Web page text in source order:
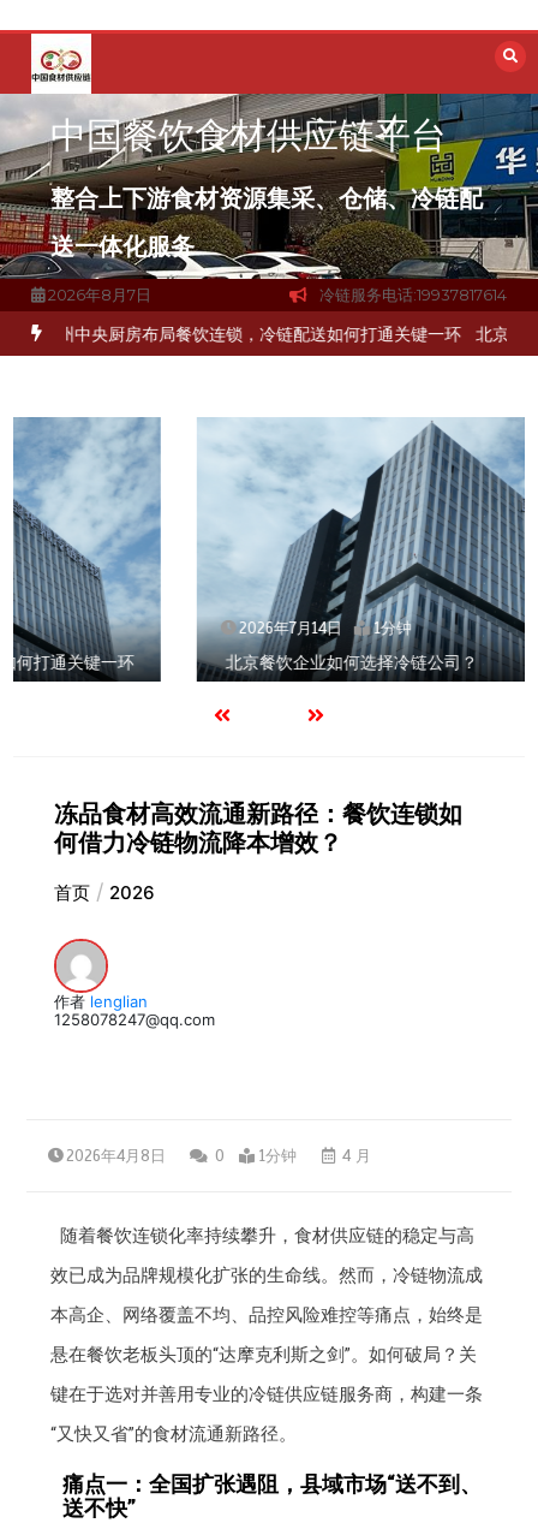
容
中国餐饮食材供应链平台
整合上下游食材资源集采、仓储、冷链配
送一体化服务
2026年8月7日 冷链服务电话:19937817614
食材流通难题？ 杭州中央厨房布局餐饮连锁，冷链配送如何打通关
2026年7月14日 1分钟
北京餐饮企业如何选择冷链公司？
冻品食材高效流通新路径：餐饮连锁如
何借力冷链物流降本增效？
首页 2026
作者 lenglian
1258078247@qq.com
2026年4月8日 0 1分钟 4 月
随着餐饮连锁化率持续攀升，食材供应链的稳定与高
效已成为品牌规模化扩张的生命线。然而，冷链物流成
本高企、网络覆盖不均、品控风险难控等痛点，始终是
悬在餐饮老板头顶的“达摩克利斯之剑”。如何破局？关
键在于选对并善用专业的冷链供应链服务商，构建一条
“又快又省”的食材流通新路径。
痛点一：全国扩张遇阻，县域市场“送不到、
送不快”